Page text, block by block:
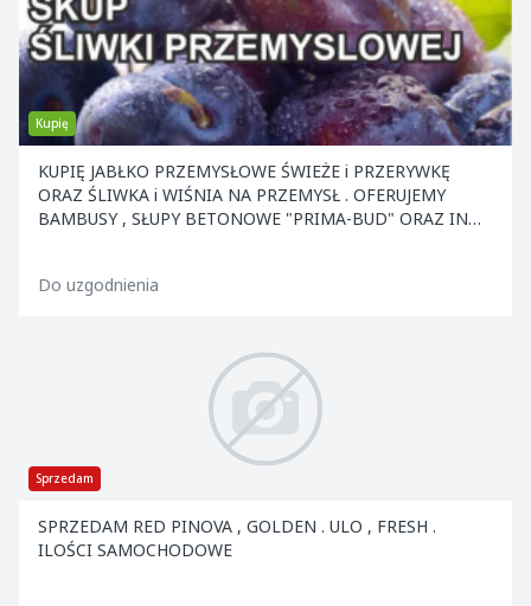
Kupię
KUPIĘ JABŁKO PRZEMYSŁOWE ŚWIEŻE i PRZERYWKĘ
ORAZ ŚLIWKA i WIŚNIA NA PRZEMYSŁ . OFERUJEMY
BAMBUSY , SŁUPY BETONOWE "PRIMA-BUD" ORAZ INNE
Do uzgodnienia
Sprzedam
SPRZEDAM RED PINOVA , GOLDEN . ULO , FRESH .
ILOŚCI SAMOCHODOWE